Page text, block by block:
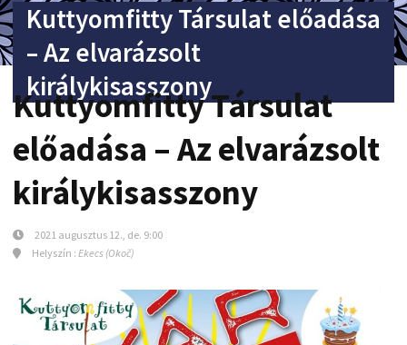
Kuttyomfitty Társulat előadása
– Az elvarázsolt
királykisasszony
Kuttyomfitty Társulat
előadása – Az elvarázsolt
királykisasszony
2021 augusztus 12., de. 9:00
Helyszín : Ekecs (Okoč)